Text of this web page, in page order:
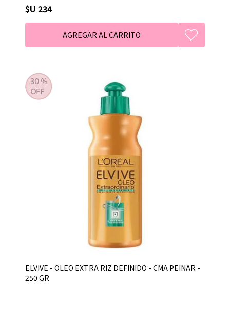
$U 234
ELVIVE - OLEO EXTRA RIZ DEFINIDO - CMA PEINAR -
250 GR